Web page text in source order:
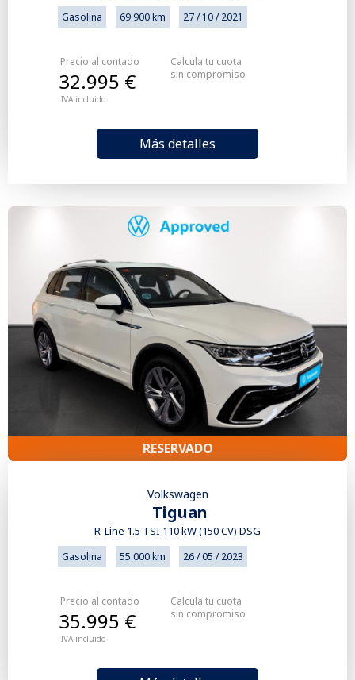
Gasolina 69.900 km 27 / 10 / 2021
Precio al contado
IVA incluido
32.995 €
Más detalles
Calcula tu cuota
sin compromiso
RESERVADO
Volkswagen
Tiguan
R-Line 1.5 TSI 110 kW (150 CV) DSG
Gasolina 55.000 km 26 / 05 / 2023
Precio al contado
IVA incluido
35.995 €
Calcula tu cuota
sin compromiso